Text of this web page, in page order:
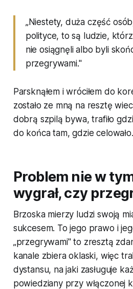
„Niestety, duża część
polityce, to są ludzie,
nie osiągnęli albo byli
przegrywami."
Parsknąłem i wróciłem do
zostało ze mną na resztę
dobrą szpilą bywa, trafiło
do końca tam, gdzie celowało.
Problem nie w
wygrał, czy
Brzoska mierzy ludzi swoją
sukcesem. To jego prawo i
„przegrywami" to zresztą
kanale zbiera oklaski, więc
dystansu, na jaki zasługuje
powiedziany przy włączonej